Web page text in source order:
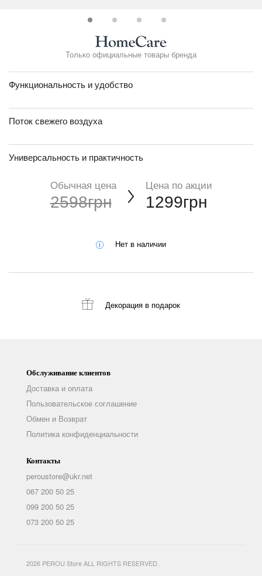
Только официальные товары бренда
Функциональность и удобство
Поток свежего воздуха
Универсальность и практичность
Обычная цена
2598грн
Цена по акции
1299грн
Нет в наличии
Декорация в подарок
Обслуживание клиентов
Доставка и оплата
Пользовательское соглашение
Обмен и Возврат
Политика конфиденциальности
Контакты
peroustore@ukr.net
067 200 50 25
099 200 50 25
073 200 50 25
2026 PEROU Store ALL RIGHTS RESERVED.